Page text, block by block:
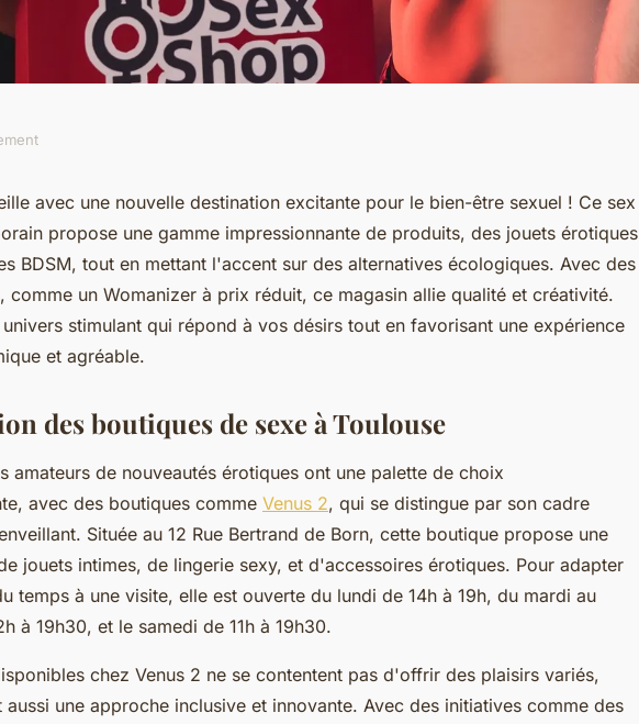
contemporain
!
avec une nouvelle destination excitante pour le bien-être sexuel ! Ce sex
propose une gamme impressionnante de produits, des jouets érotiques
BDSM, tout en mettant l'accent sur des alternatives écologiques. Avec des
comme un Womanizer à prix réduit, ce magasin allie qualité et créativité.
stimulant qui répond à vos désirs tout en favorisant une expérience
et agréable.
des boutiques de sexe à Toulouse
amateurs de nouveautés érotiques ont une palette de choix
avec des boutiques comme Venus 2, qui se distingue par son cadre
Située au 12 Rue Bertrand de Born, cette boutique propose une
jouets intimes, de lingerie sexy, et d'accessoires érotiques. Pour adapter
temps à une visite, elle est ouverte du lundi de 14h à 19h, du mardi au
à 19h30, et le samedi de 11h à 19h30.
chez Venus 2 ne se contentent pas d'offrir des plaisirs variés,
aussi une approche inclusive et innovante. Avec des initiatives comme des